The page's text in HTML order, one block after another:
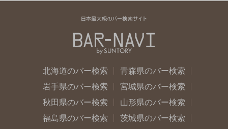
北海道のバー検索
青森県のバー検索
岩手県のバー検索
宮城県のバー検索
秋田県のバー検索
山形県のバー検索
福島県のバー検索
茨城県のバー検索